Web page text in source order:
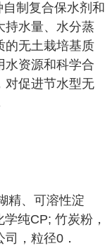
制复合保水剂和
持水量、水分蒸
的无土栽培基质
水资源和科学合
对促进节水型无
精、可溶性淀
纯CP; 竹炭粉，
，粒径0．